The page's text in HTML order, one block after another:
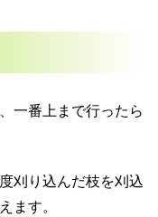
一番上まで行ったら
刈り込んだ枝を刈込
ます。